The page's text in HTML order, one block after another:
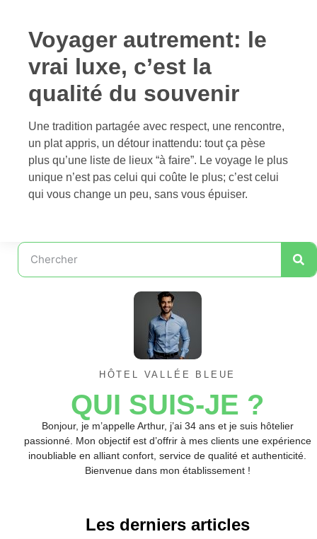
Voyager autrement: le
vrai luxe, c’est la
qualité du souvenir
Une tradition partagée avec respect, une rencontre,
un plat appris, un détour inattendu: tout ça pèse
plus qu’une liste de lieux “à faire”. Le voyage le plus
unique n’est pas celui qui coûte le plus; c’est celui
qui vous change un peu, sans vous épuiser.
HÔTEL VALLÉE BLEUE
QUI SUIS-JE ?
Bonjour, je m’appelle Arthur, j’ai 34 ans et je suis hôtelier
passionné. Mon objectif est d’offrir à mes clients une expérience
inoubliable en alliant confort, service de qualité et authenticité.
Bienvenue dans mon établissement !
Les derniers articles